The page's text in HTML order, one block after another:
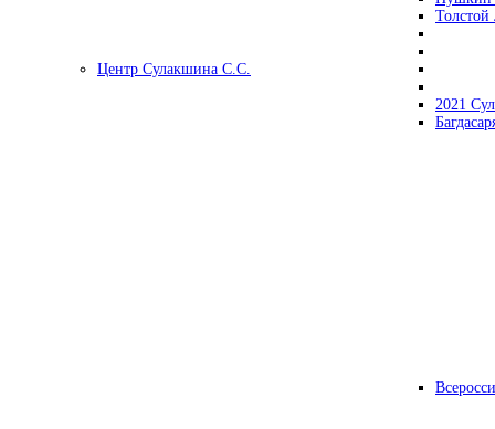
Центр Сулакшина С.С.
2021